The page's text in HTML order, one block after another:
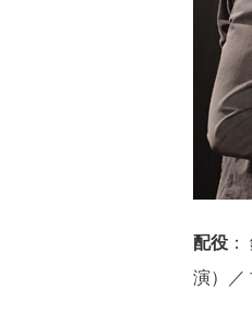
配役
演）／